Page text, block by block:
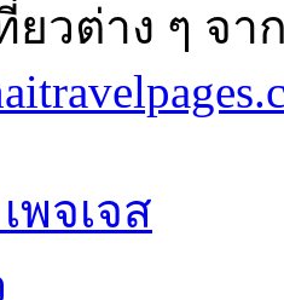
ยวต่าง ๆ จา
พจเจส